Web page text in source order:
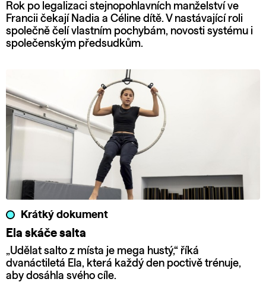
Rok po legalizaci stejnopohlavních manželství ve
Francii čekají Nadia a Céline dítě. V nastávající roli
společně čelí vlastním pochybám, novosti systému i
společenským předsudkům.
Krátký dokument
Ela skáče salta
„Udělat salto z místa je mega hustý,“ říká
dvanáctiletá Ela, která každý den poctivě trénuje,
aby dosáhla svého cíle.